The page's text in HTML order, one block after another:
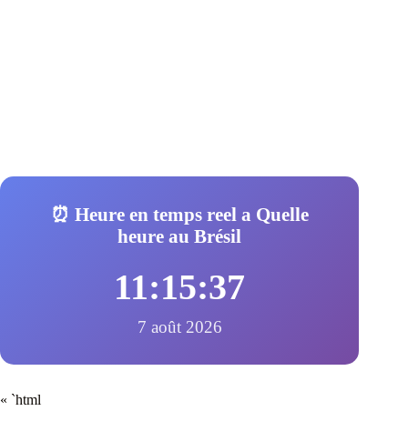
⏰ Heure en temps reel a Quelle
heure au Brésil
11:15:38
7 août 2026
« `html